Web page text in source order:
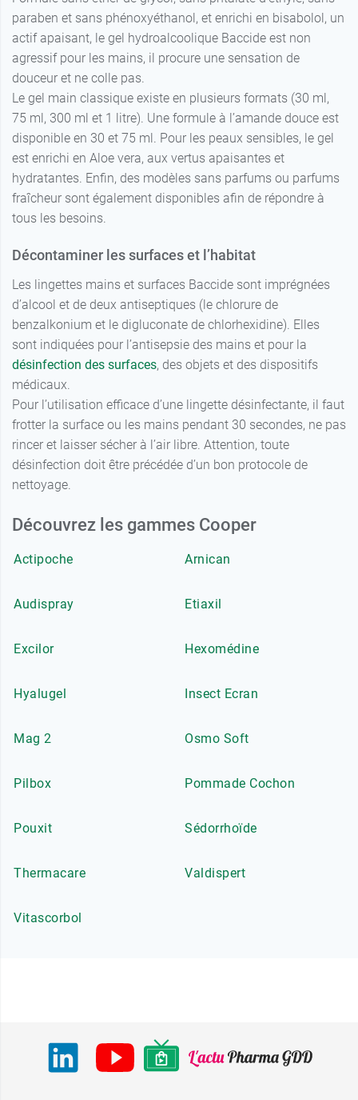
paraben et sans phénoxyéthanol, et enrichi en bisabolol, un
actif apaisant, le gel hydroalcoolique Baccide est non
agressif pour les mains, il procure une sensation de
douceur et ne colle pas.
Le gel main classique existe en plusieurs formats (30 ml,
75 ml, 300 ml et 1 litre). Une formule à l’amande douce est
disponible en 30 et 75 ml. Pour les peaux sensibles, le gel
est enrichi en Aloe vera, aux vertus apaisantes et
hydratantes. Enfin, des modèles sans parfums ou parfums
fraîcheur sont également disponibles afin de répondre à
tous les besoins.
Décontaminer les surfaces et l’habitat
Les lingettes mains et surfaces Baccide sont imprégnées
d’alcool et de deux antiseptiques (le chlorure de
benzalkonium et le digluconate de chlorhexidine). Elles
sont indiquées pour l’antisepsie des mains et pour la
désinfection des surfaces, des objets et des dispositifs
médicaux.
Pour l’utilisation efficace d’une lingette désinfectante, il faut
frotter la surface ou les mains pendant 30 secondes, ne pas
rincer et laisser sécher à l’air libre. Attention, toute
désinfection doit être précédée d’un bon protocole de
nettoyage.
Découvrez les gammes Cooper
Actipoche Arnican
Audispray Etiaxil
Excilor Hexomédine
Hyalugel Insect Ecran
Mag 2 Osmo Soft
Pilbox Pommade Cochon
Pouxit Sédorrhoïde
Thermacare Valdispert
Vitascorbol